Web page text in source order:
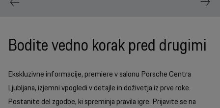
Bodite vedno korak pred drugimi
Ekskluzivne informacije, premiere v salonu Porsche Centra
Ljubljana, izjemni vpogledi v detajle in doživetja iz prve roke.
Postanite del zgodbe, ki spreminja pravila igre. Prijavite se na